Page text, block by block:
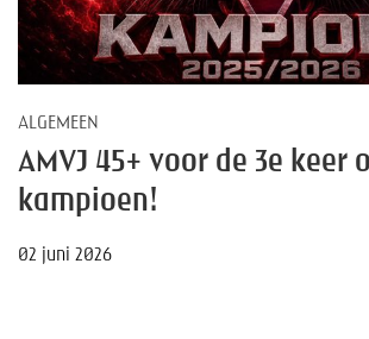
ALGEMEEN
AMVJ 45+ voor de 3e keer
kampioen!
02 juni 2026